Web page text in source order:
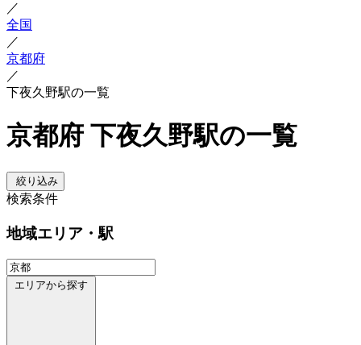
／
全国
／
京都府
／
下夜久野駅の一覧
京都府 下夜久野駅の一覧
絞り込み
検索条件
地域エリア・駅
エリアから探す